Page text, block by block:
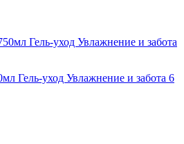
Гель-уход Увлажнение и забота 6